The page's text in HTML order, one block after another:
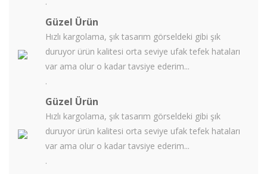
Güzel Ürün
Hızlı kargolama, şık tasarım görseldeki gibi şık
duruyor ürün kalitesi orta seviye ufak tefek hataları
var ama olur o kadar tavsiye ederim...
.
Güzel Ürün
Hızlı kargolama, şık tasarım görseldeki gibi şık
duruyor ürün kalitesi orta seviye ufak tefek hataları
var ama olur o kadar tavsiye ederim...
.